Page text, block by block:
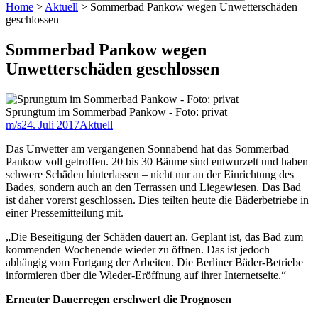
Home >Aktuell > Sommerbad Pankow wegen Unwetterschäden
geschlossen
Sommerbad Pankow wegen
Unwetterschäden geschlossen
Sprungtum im Sommerbad Pankow - Foto: privat
m/s24. Juli 2017Aktuell
Das Unwetter am vergangenen Sonnabend hat das Sommerbad
Pankow voll getroffen. 20 bis 30 Bäume sind entwurzelt und haben
schwere Schäden hinterlassen – nicht nur an der Einrichtung des
Bades, sondern auch an den Terrassen und Liegewiesen. Das Bad
ist daher vorerst geschlossen. Dies teilten heute die Bäderbetriebe in
einer Pressemitteilung mit.
„Die Beseitigung der Schäden dauert an. Geplant ist, das Bad zum
kommenden Wochenende wieder zu öffnen. Das ist jedoch
abhängig vom Fortgang der Arbeiten. Die Berliner Bäder-Betriebe
informieren über die Wieder-Eröffnung auf ihrer Internetseite.“
Erneuter Dauerregen erschwert die Prognosen